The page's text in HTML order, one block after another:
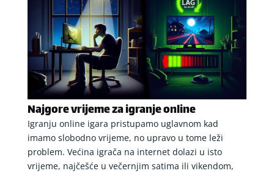
Najgore vrijeme za igranje online
Igranju online igara pristupamo uglavnom kad
imamo slobodno vrijeme, no upravo u tome leži
problem. Većina igrača na internet dolazi u isto
vrijeme, najčešće u večernjim satima ili vikendom,